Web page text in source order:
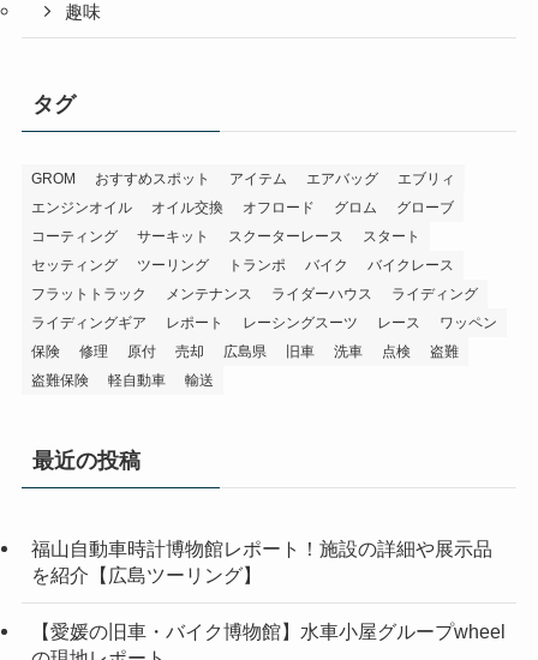
趣味
タグ
GROM おすすめスポット アイテム エアバッグ
エブリィ
エンジンオイル
オイル交換 オフロード グロム
グローブ
コーティング
サーキット スクーターレース
スタート
セッティング
ツーリング トランポ バイク
バイクレース
フラットトラック
メンテナンス ライダーハウス
ライディング
ライディングギア
レポート レーシングスーツ レース
ワッペン
保険
修理 原付 売却 広島県 旧車 洗車 点検
盗難
盗難保険
軽自動車 輸送
最近の投稿
福山自動車時計博物館レポート！施設の詳細や展示品
を紹介【広島ツーリング】
【愛媛の旧車・バイク博物館】水車小屋グループwheel